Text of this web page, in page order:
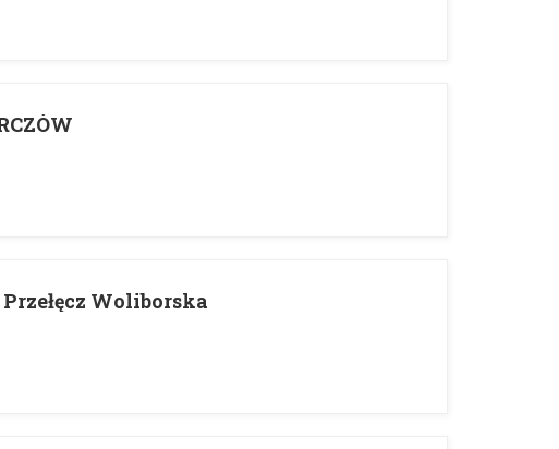
Przełęcz Woliborska